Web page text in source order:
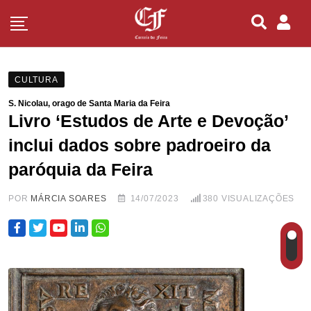
CULTURA
S. Nicolau, orago de Santa Maria da Feira
Livro ‘Estudos de Arte e Devoção’
inclui dados sobre padroeiro da
paróquia da Feira
POR MÁRCIA SOARES 14/07/2023 380 VISUALIZAÇÕES